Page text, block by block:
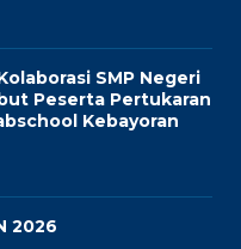
SMP Negeri
Peserta Pertukaran
Kebayoran
2026